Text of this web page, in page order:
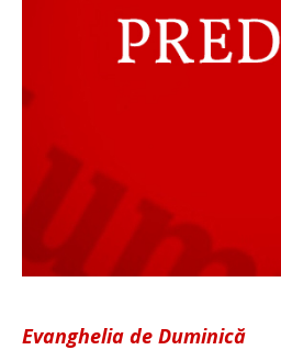
Evanghelia de Duminică